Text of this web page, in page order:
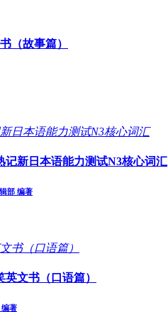
（故事篇）
记新日本语能力测试N3核心词汇
部 编著
英文书（口语篇）
编著